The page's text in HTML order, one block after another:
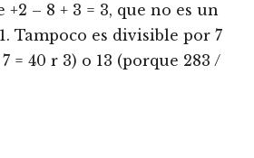
+2 – 8 + 3 = 3, que no es un
Tampoco es divisible por 7
= 40 r 3) o 13 (porque 283 /